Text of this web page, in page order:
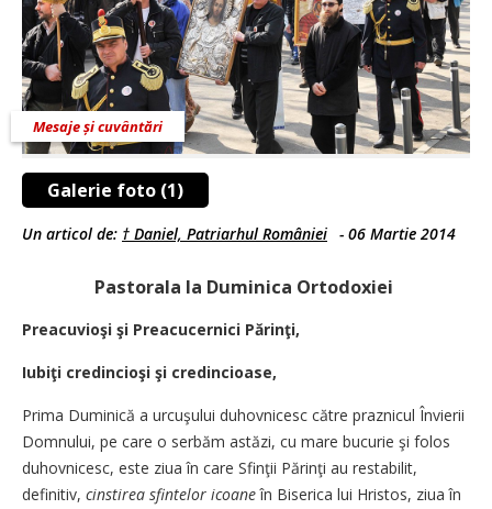
Galerie foto (1)
Mesaje și cuvântări
Un articol de: † Daniel, Patriarhul României - 06 Martie 2014
Pastorala la Duminica Ortodoxiei
Preacuvioşi şi Preacucernici Părinţi,
Iubiţi credincioşi şi credincioase,
Prima Duminică a ur­cuşului du­hov­ni­cesc către praznicul În­vierii
Domnului, pe care o serbăm astăzi, cu ma­re bucurie şi folos
duhovnicesc, es­te ziua în care Sfinţii Părinţi au restabilit,
definitiv, cinsti­rea sfintelor icoaneîn Biserica lui Hristos, ziua în